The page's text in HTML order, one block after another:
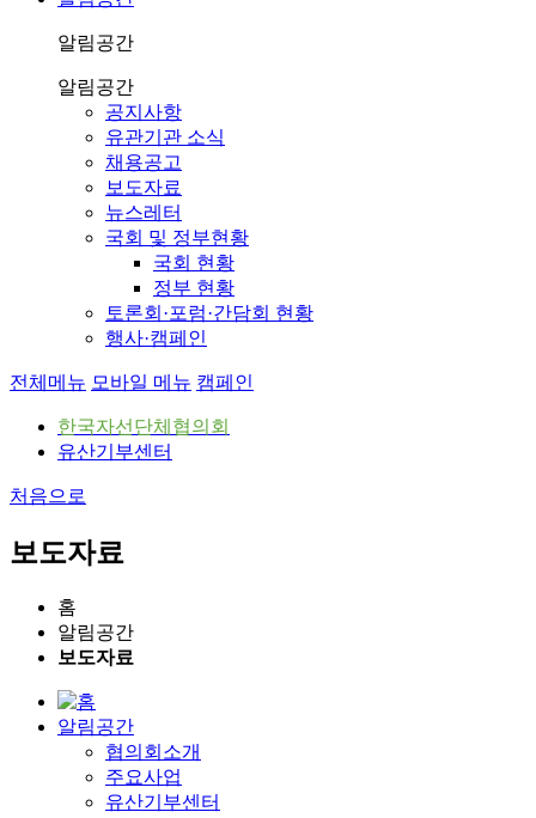
알림공간
알림공간
공지사항
유관기관 소식
채용공고
보도자료
뉴스레터
국회 및 정부현황
국회 현황
정부 현황
토론회·포럼·간담회 현황
행사·캠페인
전체메뉴 모바일 메뉴 캠페인
한국자선단체협의회
유산기부센터
처음으로
보도자료
홈
알림공간
보도자료
알림공간
협의회소개
주요사업
유산기부센터